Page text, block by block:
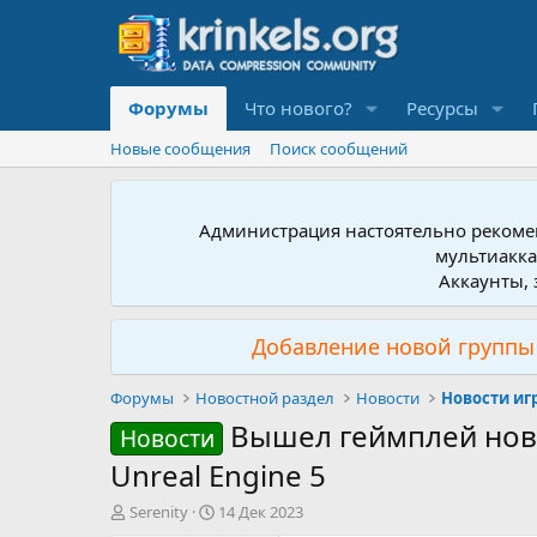
Форумы Что нового? Ресурсы
Новые сообщения Поиск сообщений
Администрация настоятельно
Аккаунты,
Добавление новой
Форумы Новостной раздел Новости Новости
Новости Вышел геймплей
Unreal Engine 5
А
Serenity
Д
14 Дек 2023